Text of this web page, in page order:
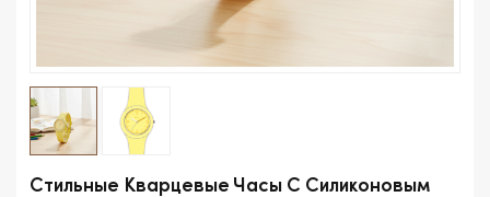
Стильные Кварцевые Часы С Силиконовым